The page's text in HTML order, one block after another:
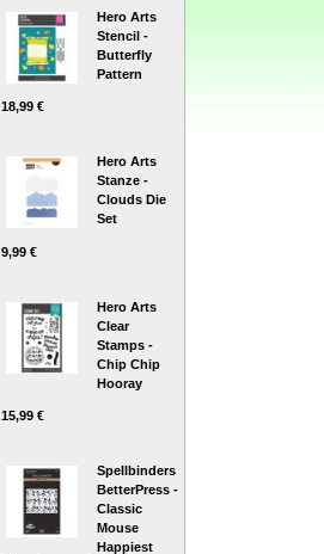
Hero Arts
Stencil -
Butterfly
Pattern
18,99 €
Hero Arts
Stanze -
Clouds Die
Set
9,99 €
Hero Arts
Clear
Stamps -
Chip Chip
Hooray
15,99 €
Spellbinders
BetterPress -
Classic
Mouse
Happiest